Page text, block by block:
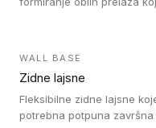
WALL BASE
Zidne lajsne
Fleksibilne zidne lajsne
potrebna potpuna